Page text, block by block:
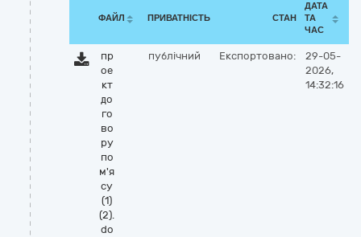
ФАЙЛ ПРИВАТНІСТЬ СТАН
ДАТА
ТА
ЧАС
пр
ое
кт
до
го
во
ру
по
м'я
су
(1)
(2).
do
публічний Експортовано:
29-05-
2026,
14:32:16